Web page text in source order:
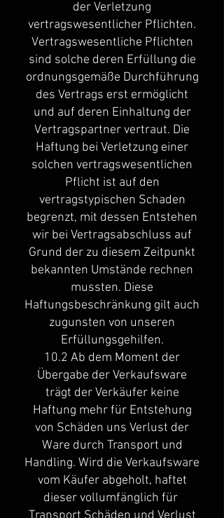
der Verletzung
vertragswesentlicher Pflichten.
Vertragswesentliche Pflichten
sind solche deren Erfüllung die
ordnungsgemäße Durchführung
des Vertrags erst ermöglicht
und auf deren Einhaltung der
Vertragspartner vertraut. Die
Haftung bei Verletzung einer
solchen vertragswesentlichen
Pflicht ist auf den
vertragstypischen Schaden
begrenzt, mit dessen Entstehen
wir bei Vertragsabschluss auf
Grund der zu diesem Zeitpunkt
bekannten Umstände rechnen
mussten. Diese
Haftungsbeschränkung gilt auch
zugunsten von unseren
Erfüllungsgehilfen.
10.2 Ab dem Moment der
Übergabe der Verkaufsware
trägt der Verkäufer keine
Haftung mehr für Entstehung
von Schäden uns Verlust der
Ware durch Transport und
Handling. Wird die Verkaufsware
vom Käufer abgeholt, haftet
dieser vollumfänglich für